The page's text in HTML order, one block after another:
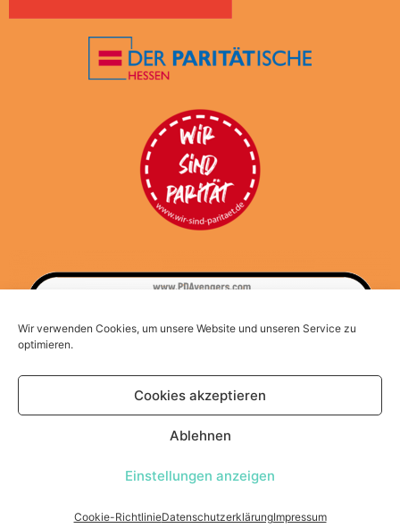
Wir verwenden Cookies, um unsere Website und unseren Service zu
optimieren.
Cookies akzeptieren
Ablehnen
Einstellungen anzeigen
Cookie-RichtlinieDatenschutzerklärungImpressum